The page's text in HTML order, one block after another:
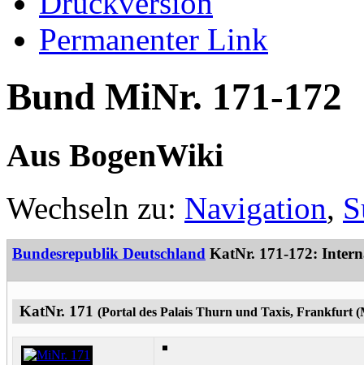
Permanenter Link
Bund MiNr. 171-172
Aus BogenWiki
Wechseln zu: Navigation,
Bundesrepublik Deutschland KatNr. 171-172:
KatNr. 171 (Portal des Palais Thurn und Taxis, Frankfurt